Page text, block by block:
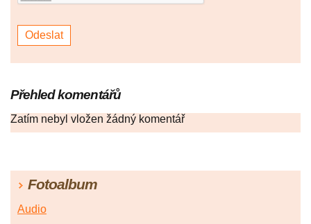
Přehled komentářů
Zatím nebyl vložen žádný komentář
Fotoalbum
Audio